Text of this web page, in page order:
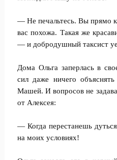
— Не печальтесь. Вы прямо
вас похожа. Такая же
— и добродушный таксист
Дома Ольга заперлась в
сил даже ничего
Машей. И вопросов не
от Алексея:
— Когда перестанешь
на моих условиях!